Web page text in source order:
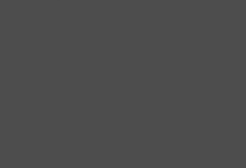
която
и достъпа